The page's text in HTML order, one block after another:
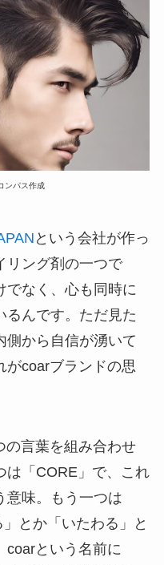
ンパス作成
という会社が作っ
リング剤の一つで
でなく、心も同時に
るんです。ただ見た
側から自信が湧いて
がcoarブランドの思
の言葉を組み合わせ
は「CORE」で、これ
意味。もう一つは
とか「いたわる」と
coarという名前に